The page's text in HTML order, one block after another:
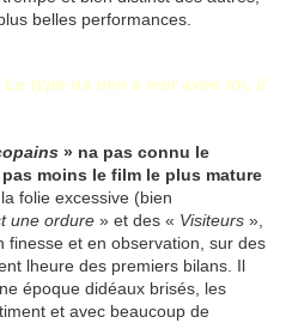
belles performances.
type na rien à voir avec toi, il
» na pas connu le
moins le film le plus mature
la folie excessive (bien
une ordure » et des « Visiteurs »,
finesse et en observation, sur des
lheure des premiers bilans. Il
époque didéaux brisés, les
et avec beaucoup de